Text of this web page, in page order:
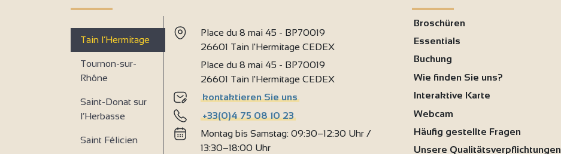
Tain l’Hermitage
Tournon-sur-
Rhône
Saint-Donat sur
l’Herbasse
Saint Félicien
Place du 8 mai 45 - BP70019
26601 Tain l'Hermitage CEDEX
Place du 8 mai 45 - BP70019
26601 Tain l'Hermitage CEDEX
kontaktieren Sie uns
+33(0)4 75 08 10 23
Montag bis Samstag: 09:30–12:30 Uhr /
13:30–18:00 Uhr
Broschüren
Essentials
Buchung
Wie finden Sie uns?
Interaktive Karte
Webcam
Häufig gestellte Fragen
Unsere Qualitätsverpflichtungen